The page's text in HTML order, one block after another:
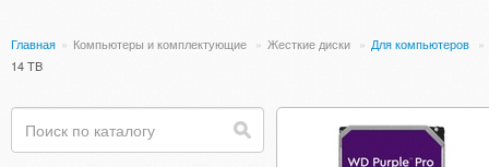
Главная » Компьютеры и комплектующие » Жесткие диски » Для компьютеров »
14 TB